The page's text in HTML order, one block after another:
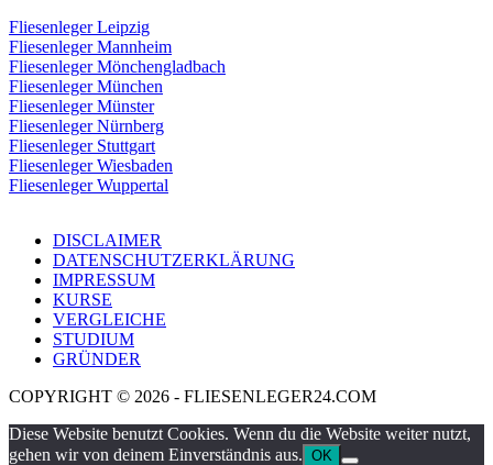
Fliesenleger Leipzig
Fliesenleger Mannheim
Fliesenleger Mönchengladbach
Fliesenleger München
Fliesenleger Münster
Fliesenleger Nürnberg
Fliesenleger Stuttgart
Fliesenleger Wiesbaden
Fliesenleger Wuppertal
DISCLAIMER
DATENSCHUTZERKLÄRUNG
IMPRESSUM
KURSE
VERGLEICHE
STUDIUM
GRÜNDER
COPYRIGHT © 2026 - FLIESENLEGER24.COM
Diese Website benutzt Cookies. Wenn du die Website weiter nutzt,
gehen wir von deinem Einverständnis aus. OK